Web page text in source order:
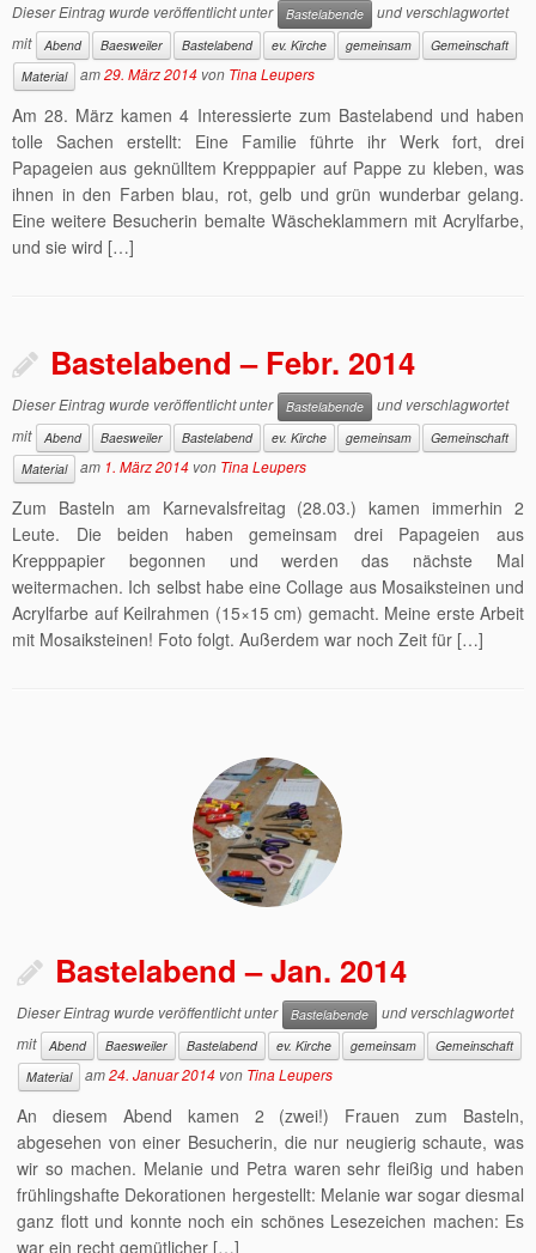
Dieser Eintrag wurde veröffentlicht unter Bastelabende
und verschlagwortet
mit
Abend Baesweiler Bastelabend ev. Kirche gemeinsam
Gemeinschaft
Material
am29. März 2014 von Tina Leupers
Am 28. März kamen 4 Interessierte zum Bastelabend und haben
tolle Sachen erstellt: Eine Familie führte ihr Werk fort, drei
Papageien aus geknülltem Krepppapier auf Pappe zu kleben, was
ihnen in den Farben blau, rot, gelb und grün wunderbar gelang.
Eine weitere Besucherin bemalte Wäscheklammern mit Acrylfarbe,
und sie wird […]
Bastelabend – Febr. 2014
Dieser Eintrag wurde veröffentlicht unter Bastelabende
und verschlagwortet
mit
Abend Baesweiler Bastelabend ev. Kirche gemeinsam
Gemeinschaft
Material
am 1. März 2014 von Tina Leupers
Zum Basteln am Karnevalsfreitag (28.03.) kamen immerhin 2
Leute. Die beiden haben gemeinsam drei Papageien aus
Krepppapier begonnen und werden das nächste Mal
weitermachen. Ich selbst habe eine Collage aus Mosaiksteinen und
Acrylfarbe auf Keilrahmen (15×15 cm) gemacht. Meine erste Arbeit
mit Mosaiksteinen! Foto folgt. Außerdem war noch Zeit für […]
Bastelabend – Jan. 2014
Dieser Eintrag wurde veröffentlicht unter Bastelabende
und verschlagwortet
mit
Abend Baesweiler Bastelabend ev. Kirche gemeinsam
Gemeinschaft
Material
am24. Januar 2014 von Tina Leupers
An diesem Abend kamen 2 (zwei!) Frauen zum Basteln,
abgesehen von einer Besucherin, die nur neugierig schaute, was
wir so machen. Melanie und Petra waren sehr fleißig und haben
frühlingshafte Dekorationen hergestellt: Melanie war sogar diesmal
ganz flott und konnte noch ein schönes Lesezeichen machen: Es
war ein recht gemütlicher […]